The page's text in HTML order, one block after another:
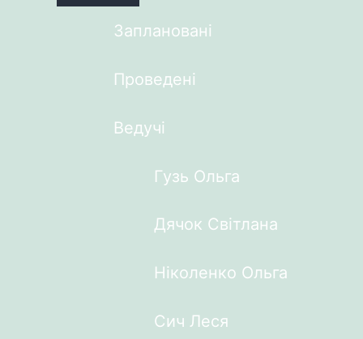
Заплановані
Проведені
Ведучі
Гузь Ольга
Дячок Світлана
Ніколенко Ольга
Сич Леся